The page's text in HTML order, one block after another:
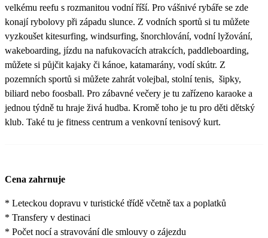
velkému reefu s rozmanitou vodní říší. Pro vášnivé rybáře se zde
konají rybolovy při západu slunce. Z vodních sportů si tu můžete
vyzkoušet kitesurfing, windsurfing, šnorchlování, vodní lyžování,
wakeboarding, jízdu na nafukovacích atrakcích, paddleboarding,
můžete si půjčit kajaky či kánoe, katamarány, vodí skútr. Z
pozemních sportů si můžete zahrát volejbal, stolní tenis, šipky,
biliard nebo foosball. Pro zábavné večery je tu zařízeno karaoke a
jednou týdně tu hraje živá hudba. Kromě toho je tu pro děti dětský
klub. Také tu je fitness centrum a venkovní tenisový kurt.
Cena zahrnuje
* Leteckou dopravu v turistické třídě včetně tax a poplatků
* Transfery v destinaci
* Počet nocí a stravování dle smlouvy o zájezdu